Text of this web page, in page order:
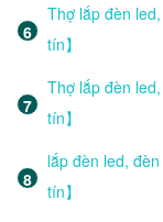
Thợ lắp đèn
tín】
Thợ lắp đèn
tín】
lắp đèn led,
tín】